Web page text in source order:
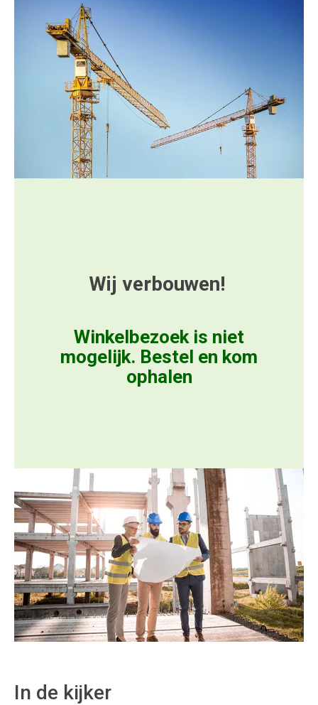
Wij verbouwen!
Winkelbezoek is niet
mogelijk. Bestel en kom
ophalen
In de kijker